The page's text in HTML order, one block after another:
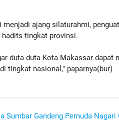
ajang silaturahmi,
tingkat provinsi.
duta-duta Kota Makassar dapat
tingkat nasional," paparnya(bur)
Sumbar Gandeng Pemuda Nagari